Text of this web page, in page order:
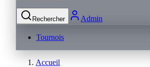
Rechercher Admin
Tournois
Accueil